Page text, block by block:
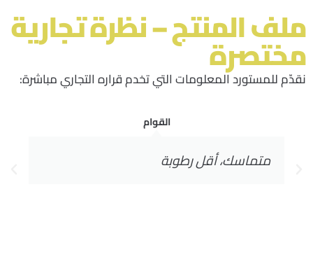
ملف المنتج – نظرة تجارية
مختصرة
نقدّم للمستورد المعلومات التي تخدم قراره التجاري مباشرة:
حلاوة خفيفة ومتزنة
الطعم